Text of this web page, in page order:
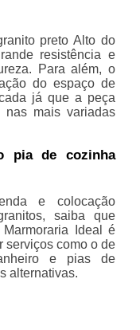
preto Alto do
resistência e
Para além, o
do espaço de
já que a peça
nas mais variadas
pia de cozinha
e colocação
saiba que
Ideal é
serviços como o de
e pias de
alternativas.